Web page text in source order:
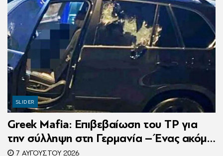
SLIDER
Greek Mafia: Επιβεβαίωση τoυ ΤP για
την σύλληψη στη Γερμανία – Ένας ακόμη
κατηγορούμενος για τον θάνατο του
7 ΑΥΓΟΎΣΤΟΥ 2026